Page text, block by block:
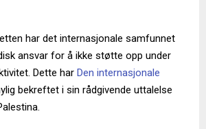
har det internasjonale samfunnet
ansvar for å ikke støtte opp under
Dette har Den internasjonale
bekreftet i sin rådgivende uttalelse